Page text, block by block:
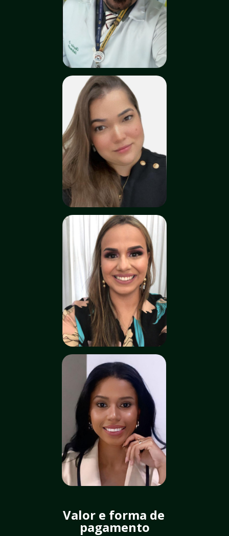
Valor e forma de
pagamento